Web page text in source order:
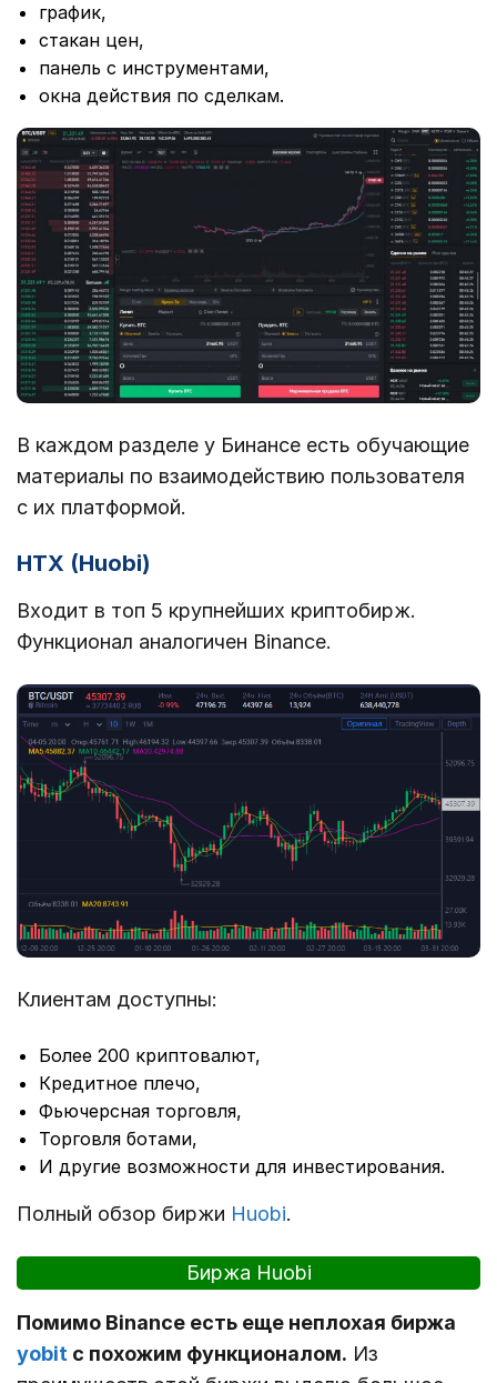
график,
стакан цен,
панель с инструментами,
окна действия по сделкам.
В каждом разделе у Бинансе есть обучающие
материалы по взаимодействию пользователя
с их платформой.
HTX (Huobi)
Входит в топ 5 крупнейших криптобирж.
Функционал аналогичен Binance.
Клиентам доступны:
Более 200 криптовалют,
Кредитное плечо,
Фьючерсная торговля,
Торговля ботами,
И другие возможности для инвестирования.
Полный обзор биржи Huobi.
Биржа Huobi
Помимо Binance есть еще неплохая биржа
yobit с похожим функционалом. Из